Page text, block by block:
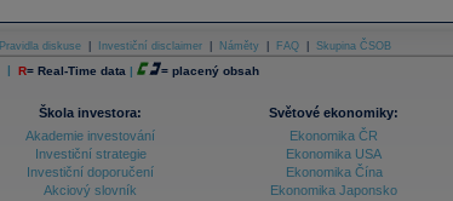
Pravidla diskuse Investiční disclaimer Náměty FAQ Skupina ČSOB
| R= Real-Time data | = placený obsah
Škola investora:
Akademie investování
Investiční strategie
Investiční doporučení
Akciový slovník
Světové ekonomiky:
Ekonomika ČR
Ekonomika USA
Ekonomika Čína
Ekonomika Japonsko